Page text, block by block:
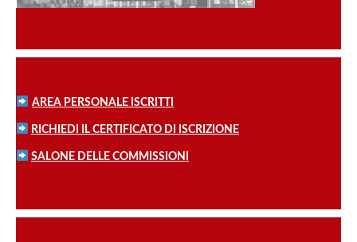
AREA PERSONALE ISCRITTI
RICHIEDI IL CERTIFICATO DI ISCRIZIONE
SALONE DELLE COMMISSIONI